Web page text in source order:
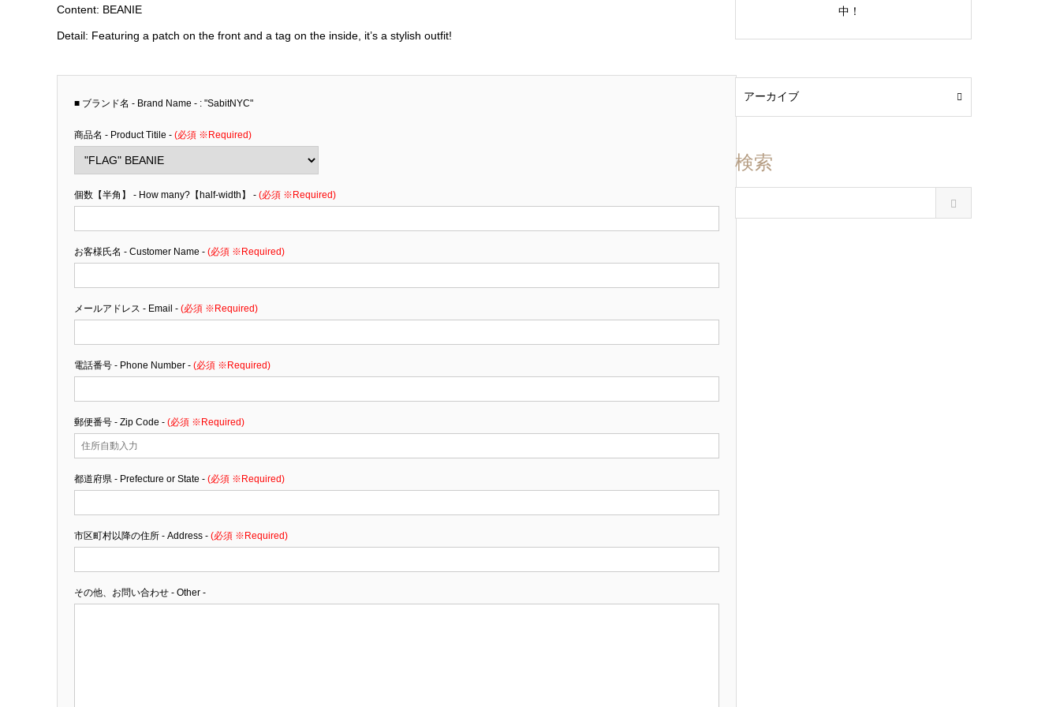
Content: BEANIE
Detail: Featuring a patch on the front and a tag on the inside, it’s a stylish outfit!
■ ブランド名 - Brand Name - : "SabitNYC"
商品名 - Product Titile - (必須 ※Required)
個数【半角】 - How many?【half-width】 - (必須 ※Required)
お客様氏名 - Customer Name - (必須 ※Required)
メールアドレス - Email - (必須 ※Required)
電話番号 - Phone Number - (必須 ※Required)
郵便番号 - Zip Code - (必須 ※Required)
都道府県 - Prefecture or State - (必須 ※Required)
市区町村以降の住所 - Address - (必須 ※Required)
その他、お問い合わせ - Other -
中！
検索